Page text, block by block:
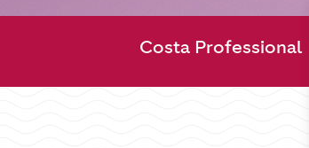
Costa Professional